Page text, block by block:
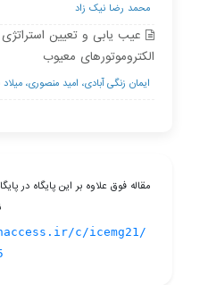
محمد رضا نیک زاد
عیب یابی و تعیین
الکتروموتورهای معیوب
ایمان زنگی آبادی، امید منصوری،
مقاله فوق علاوه بر این پایگاه در
c/icemg21/